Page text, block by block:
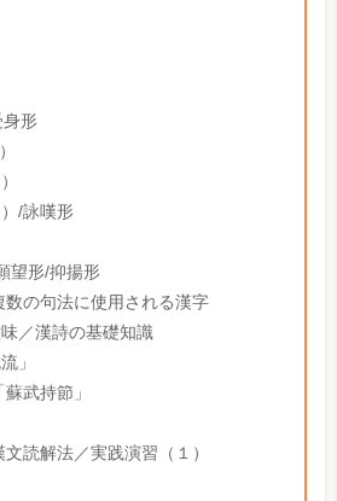
身形
/詠嘆形
望形/抑揚形
の句法に使用される漢字
／漢詩の基礎知識
」
武持節」
読解法／実践演習（１）